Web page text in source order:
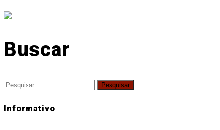
Buscar
Pesquisar
Informativo